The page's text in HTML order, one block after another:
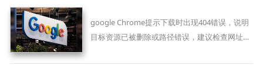
google Chrome提示下载时出现404错误，说明
目标资源已被删除或路径错误，建议检查网址拼